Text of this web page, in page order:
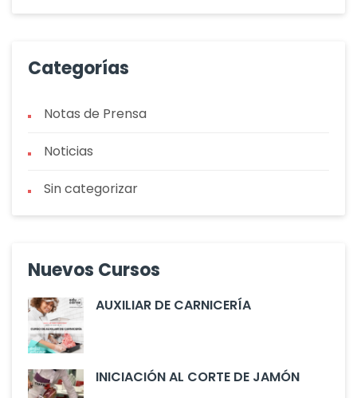
Categorías
Notas de Prensa
Noticias
Sin categorizar
Nuevos Cursos
AUXILIAR DE CARNICERÍA
INICIACIÓN AL CORTE DE JAMÓN